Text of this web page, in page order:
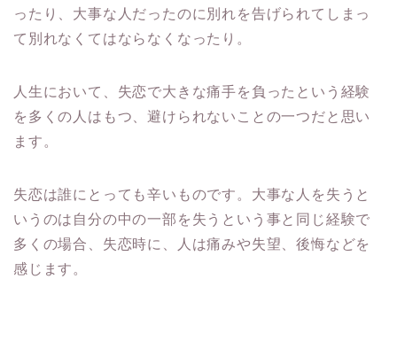
ったり、大事な人だったのに別れを告げられてしまっ
て別れなくてはならなくなったり。
人生において、失恋で大きな痛手を負ったという経験
を多くの人はもつ、避けられないことの一つだと思い
ます。
失恋は誰にとっても辛いものです。大事な人を失うと
いうのは自分の中の一部を失うという事と同じ経験で
多くの場合、失恋時に、人は痛みや失望、後悔などを
感じます。